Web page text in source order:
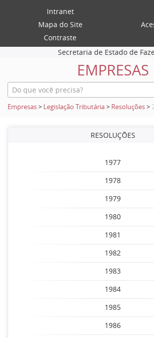
Intranet
Mapa do Site
Contraste
Secretaria de Estado de
EMPRESAS
Empresas> Legislação Tributária> Resoluções>
RESOLUÇÕES
1977
1978
1979
1980
1981
1982
1983
1984
1985
1986